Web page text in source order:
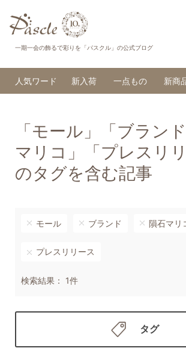
一期一会の飾るで彩りを「パスクル」の公式ブログ
人気ワード 新入荷 一点もの 新商
「モール」「ブラン
マリコ」「プレスリリ
のタグを含む記事
モール ブランド 隕石マリ
プレスリリース
検索結果： 1件
タグ